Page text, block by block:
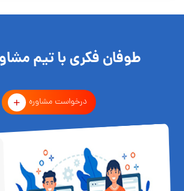
طوفان فکری با تیم
درخواست مشاوره